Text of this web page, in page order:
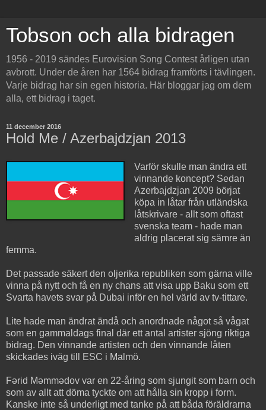
Tobson och alla bidragen
1956 - 2019 sändes Eurovision Song Contest årligen utan
avbrott. Under de åren har 1564 bidrag framförts i tävlingen.
Varje bidrag har sin egen historia. Här bloggar jag om dem
alla, ett bidrag i taget.
11 december 2016
Hold Me / Azerbajdzjan 2013
Varför skulle man ändra ett
vinnande koncept? Sedan
Azerbajdzjan 2009 börjat
köpa in låtar från utländska
låtskrivare - allt som oftast
svenska team - hade man
aldrig placerat sig sämre än
femma.
Det passade säkert den oljerika republiken som gärna ville
vinna på nytt och få en ny chans att visa upp Baku som ett
Svarta havets svar på Dubai inför en hel värld av tv-tittare.
Lite hade man ändrat ändå och anordnade något så vågat
som en gammaldags final där ett antal artister sjöng riktiga
bidrag. Den vinnande artisten och den vinnande låten
skickades iväg till ESC i Malmö.
Fərid Məmmədov var en 22-åring som sjungit som barn och
som av allt att döma tyckte om att hålla sin kropp i form.
Kanske inte så underligt med tanke på att båda föräldrarna